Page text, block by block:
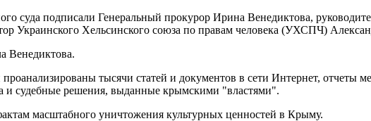
суда подписали Генеральный прокурор Ирина Венедиктова,
Украинского Хельсинского союза по правам человека (УХСПЧ)
Венедиктова.
тысячи статей и документов в сети Интернет, отчеты
и судебные решения, выданные крымскими "властями".
масштабного уничтожения культурных ценностей в Крыму.